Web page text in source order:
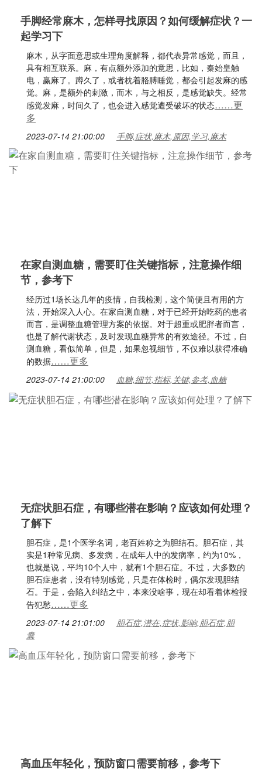
手脚经常麻木，怎样寻找原因？如何缓解症状？一
起学习下
麻木，从字面意思或生理角度解释，都代表异常感觉，而且，
具有相互联系。麻，有点额外添加的意思，比如，秦始皇触
电，赢麻了。蹲久了，或者枕着胳膊睡觉，都会引起发麻的感
觉。麻，是额外的刺激，而木，与之相反，是感觉缺失。经常
感觉发麻，时间久了，也会进入感觉遭受破坏的状态……更
多
2023-07-14 21:00:00 手脚,症状,麻木,原因,学习,麻木
在家自测血糖，需要盯住关键指标，注意操作细
节，参考下
经历过1场长达几年的疫情，自我检测，这个简便且有用的方
法，开始深入人心。在家自测血糖，对于已经开始吃药的患者
而言，是调整血糖管理方案的依据。对于超重或肥胖者而言，
也是了解代谢状态，及时发现血糖异常的有效途径。不过，自
测血糖，看似简单，但是，如果忽视细节，不仅难以获得准确
的数据……更多
2023-07-14 21:00:00 血糖,细节,指标,关键,参考,血糖
无症状胆石症，有哪些潜在影响？应该如何处理？
了解下
胆石症，是1个医学名词，老百姓称之为胆结石。胆石症，其
实是1种常见病、多发病，在成年人中的发病率，约为10%，
也就是说，平均10个人中，就有1个胆石症。不过，大多数的
胆石症患者，没有特别感觉，只是在体检时，偶尔发现胆结
石。于是，会陷入纠结之中，本来没啥事，现在却看着体检报
告犯愁……更多
2023-07-14 21:01:00
胆石症,潜在,症状,影响,胆石症,胆
囊
高血压年轻化，预防窗口需要前移，参考下